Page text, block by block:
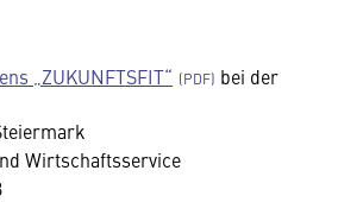
„ZUKUNFTSFIT“ bei der
Wirtschaftsservice